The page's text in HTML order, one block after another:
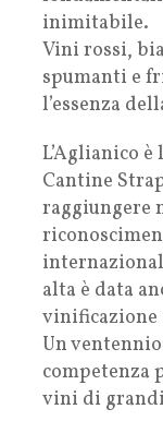
inimitabile.
Vini rossi,
spumanti e
l’essenza
L’Aglianico
Cantine
raggiungere
alta è data
vinificazione
Un
competenza
vini di